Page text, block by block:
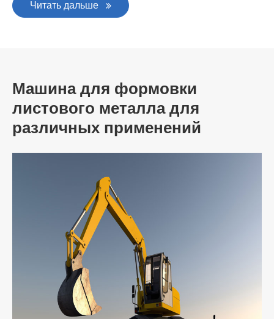
Читать дальше
Машина для формовки
листового металла для
различных применений